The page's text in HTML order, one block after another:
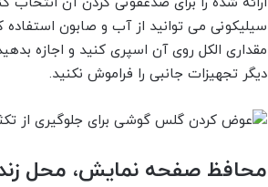
سیلیکونی می توانید از آب و صابون
مقداری الکل روی آن اسپری کنید و اجازه
دیگر تجهیزات جانبی را فراموش نکنید.
محافظ صفحه نمایش، محل